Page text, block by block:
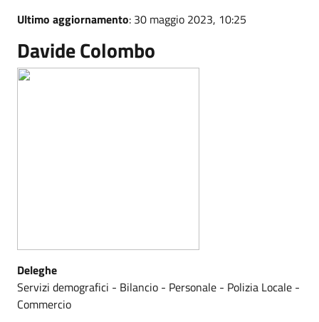
Ultimo aggiornamento: 30 maggio 2023, 10:25
Davide Colombo
Deleghe
Servizi demografici - Bilancio - Personale - Polizia Locale -
Commercio